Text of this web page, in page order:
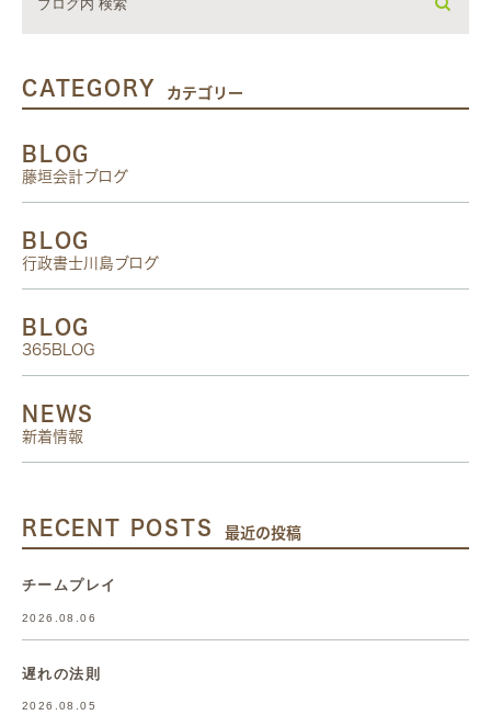
CATEGORY カテゴリー
BLOG
藤垣会計ブログ
BLOG
行政書士川島ブログ
BLOG
365BLOG
NEWS
新着情報
RECENT POSTS 最近の投稿
チームプレイ
2026.08.06
遅れの法則
2026.08.05